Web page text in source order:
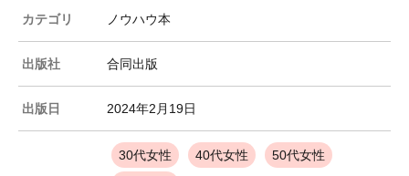
カテゴリ ノウハウ本
出版社 合同出版
出版日 2024年2月19日
30代女性 40代女性
50代女性